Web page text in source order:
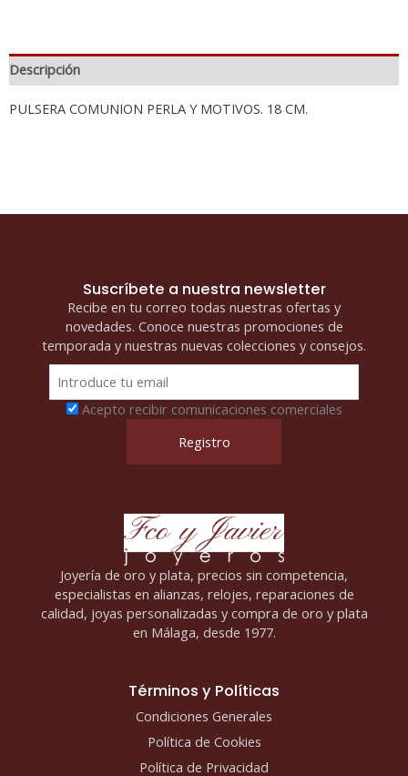
Descripción
PULSERA COMUNION PERLA Y MOTIVOS. 18 CM.
Suscríbete a nuestra newsletter
Recibe en tu correo todas nuestras ofertas y
novedades. Conoce nuestras promociones de
temporada y nuestras nuevas colecciones y consejos.
Acepto recibir comunicaciones comerciales
Joyería de oro y plata, precios sin competencia,
especialistas en alianzas, relojes, reparaciones de
calidad, joyas personalizadas y compra de oro y plata
en Málaga, desde 1977.
Términos y Políticas
Condiciones Generales
Política de Cookies
Política de Privacidad